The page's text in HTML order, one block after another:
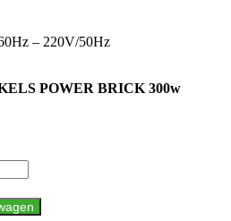
– 220V/50Hz
POWER BRICK 300w